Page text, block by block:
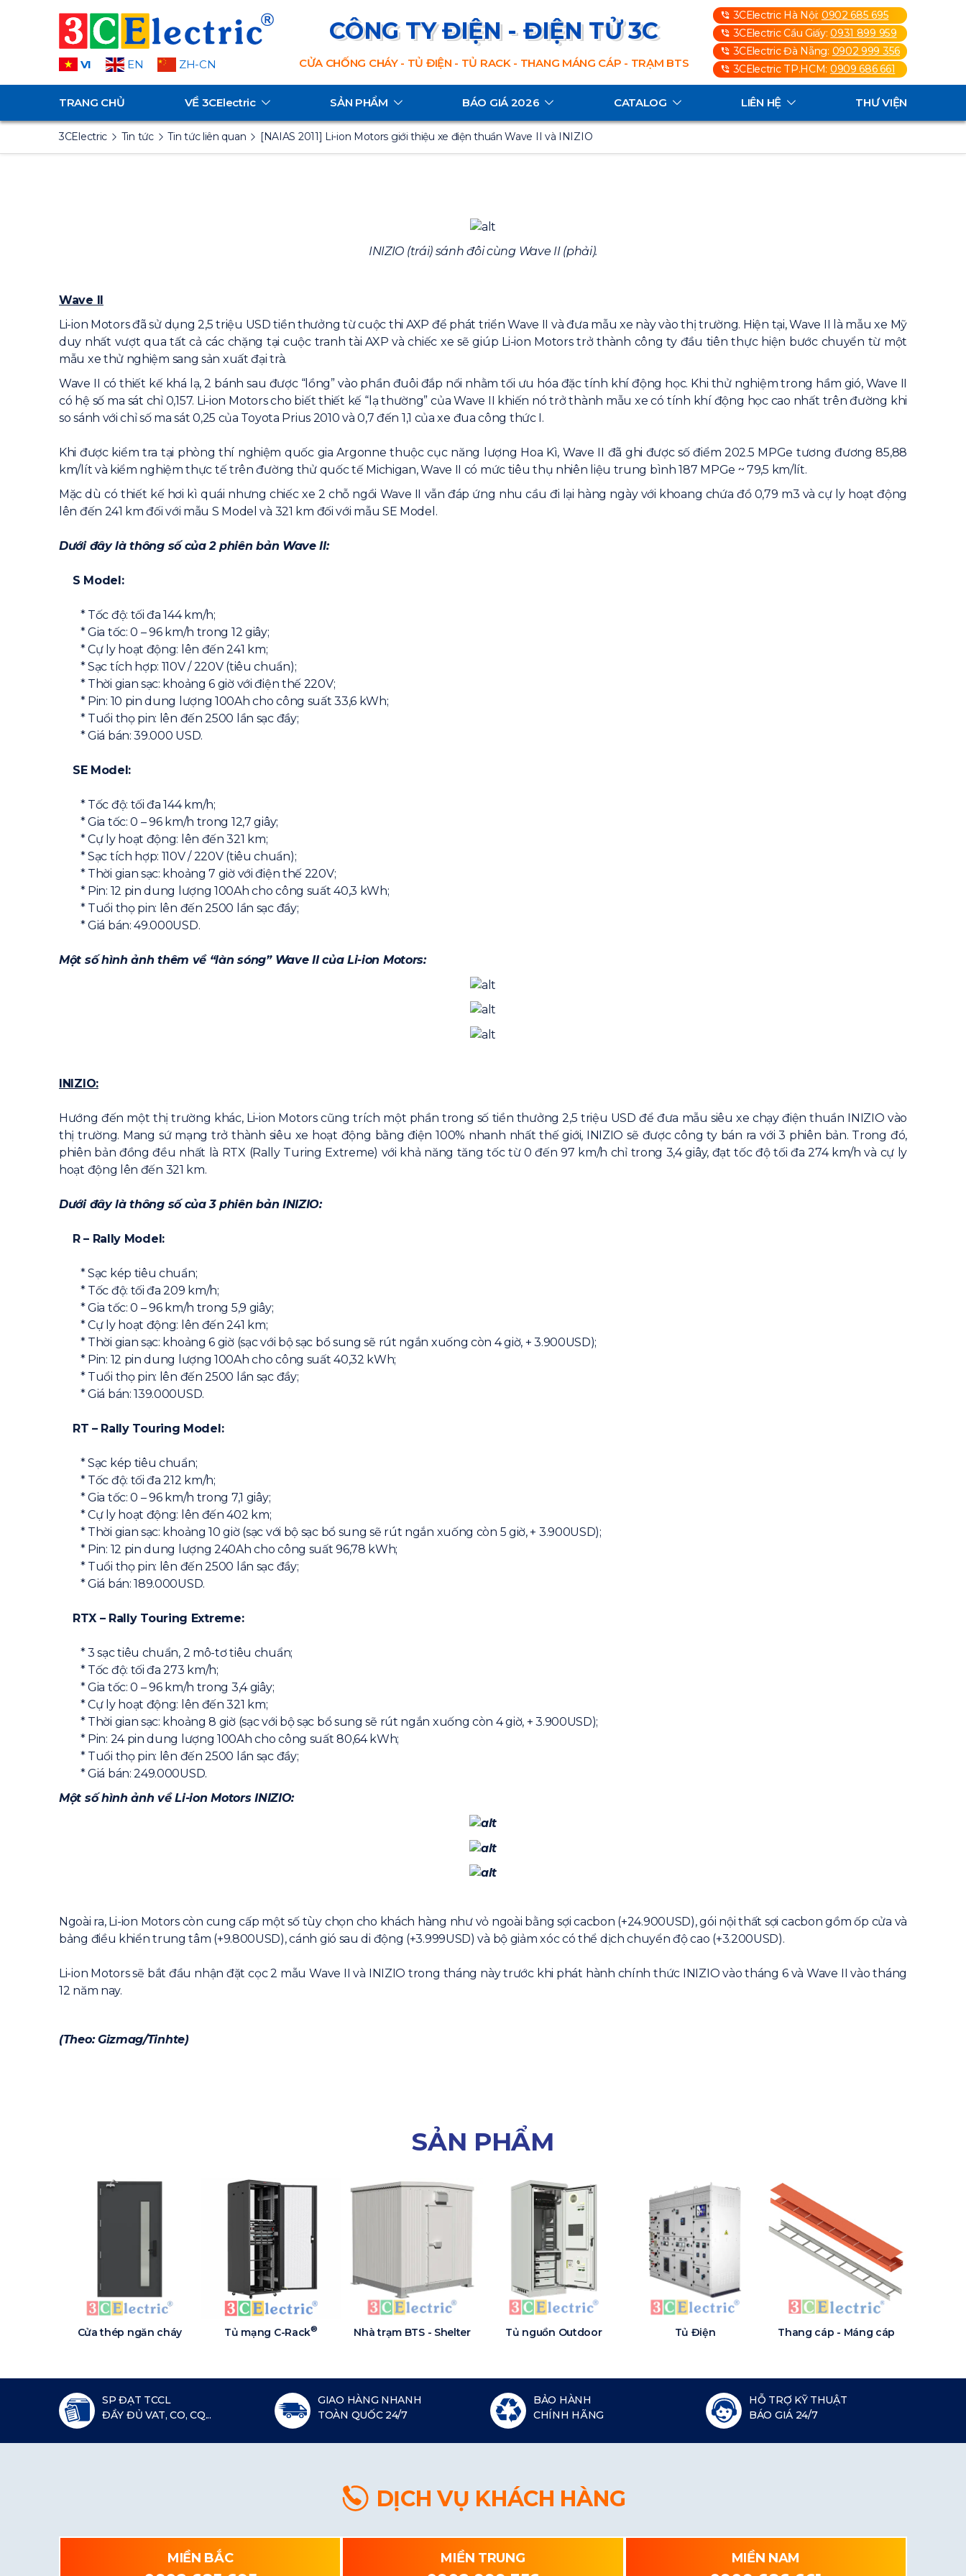
VI EN ZH-CN
CÔNG TY ĐIỆN - ĐIỆN TỬ 3C
CỬA CHỐNG CHÁY - TỦ ĐIỆN - TỦ RACK - THANG MÁNG CÁP - TRẠM BTS
3CElectric Hà Nội: 0902 685 695
3CElectric Cầu Giấy:0931 899 959
3CElectric Đà Nẵng: 0902 999 356
3CElectric TP.HCM: 0909 686 661
TRANG CHỦ VỀ 3CElectric SẢN PHẨM BÁO GIÁ 2026 CATALOG LIÊN HỆ THƯ VIỆN
3CElectric Tin tức Tin tức liên quan [NAIAS 2011] Li-ion Motors giới thiệu xe điện thuần Wave II và INIZIO
INIZIO (trái) sánh đôi cùng Wave II (phải).
Wave II
Li-ion Motors đã sử dụng 2,5 triệu USD tiền thưởng từ cuộc thi AXP để phát triển Wave II và đưa mẫu xe này vào thị trường. Hiện tại, Wave II là mẫu xe Mỹ
duy nhất vượt qua tất cả các chặng tại cuộc tranh tài AXP và chiếc xe sẽ giúp Li-ion Motors trở thành công ty đầu tiên thực hiện bước chuyển từ một
mẫu xe thử nghiệm sang sản xuất đại trà.
Wave II có thiết kế khá lạ, 2 bánh sau được “lồng” vào phần đuôi đắp nổi nhằm tối ưu hóa đặc tính khí động học. Khi thử nghiệm trong hầm gió, Wave II
có hệ số ma sát chỉ 0,157. Li-ion Motors cho biết thiết kế “lạ thường” của Wave II khiến nó trở thành mẫu xe có tính khí động học cao nhất trên đường khi
so sánh với chỉ số ma sát 0,25 của Toyota Prius 2010 và 0,7 đến 1,1 của xe đua công thức I.
Khi được kiểm tra tại phòng thí nghiệm quốc gia Argonne thuộc cục năng lượng Hoa Kì, Wave II đã ghi được số điểm 202.5 MPGe tương đương 85,88
km/lít và kiểm nghiệm thực tế trên đường thử quốc tế Michigan, Wave II có mức tiêu thụ nhiên liệu trung bình 187 MPGe ~ 79,5 km/lít.
Mặc dù có thiết kế hơi kì quái nhưng chiếc xe 2 chỗ ngồi Wave II vẫn đáp ứng nhu cầu đi lại hàng ngày với khoang chứa đồ 0,79 m3 và cự ly hoạt động
lên đến 241 km đối với mẫu S Model và 321 km đối với mẫu SE Model.
Dưới đây là thông số của 2 phiên bản Wave II:
S Model:
* Tốc độ: tối đa 144 km/h;
* Gia tốc: 0 – 96 km/h trong 12 giây;
* Cự ly hoạt động: lên đến 241 km;
* Sạc tích hợp: 110V / 220V (tiêu chuẩn);
* Thời gian sạc: khoảng 6 giờ với điện thế 220V;
* Pin: 10 pin dung lượng 100Ah cho công suất 33,6 kWh;
* Tuổi thọ pin: lên đến 2500 lần sạc đầy;
* Giá bán: 39.000 USD.
SE Model:
* Tốc độ: tối đa 144 km/h;
* Gia tốc: 0 – 96 km/h trong 12,7 giây;
* Cự ly hoạt động: lên đến 321 km;
* Sạc tích hợp: 110V / 220V (tiêu chuẩn);
* Thời gian sạc: khoảng 7 giờ với điện thế 220V;
* Pin: 12 pin dung lượng 100Ah cho công suất 40,3 kWh;
* Tuổi thọ pin: lên đến 2500 lần sạc đầy;
* Giá bán: 49.000USD.
Một số hình ảnh thêm về “làn sóng” Wave II của Li-ion Motors:
INIZIO:
Hướng đến một thị trường khác, Li-ion Motors cũng trích một phần trong số tiền thưởng 2,5 triệu USD để đưa mẫu siêu xe chạy điện thuần INIZIO vào
thị trường. Mang sứ mạng trở thành siêu xe hoạt động bằng điện 100% nhanh nhất thế giới, INIZIO sẽ được công ty bán ra với 3 phiên bản. Trong đó,
phiên bản đồng đều nhất là RTX (Rally Turing Extreme) với khả năng tăng tốc từ 0 đến 97 km/h chỉ trong 3,4 giây, đạt tốc độ tối đa 274 km/h và cự ly
hoạt động lên đến 321 km.
Dưới đây là thông số của 3 phiên bản INIZIO:
R – Rally Model:
* Sạc kép tiêu chuẩn;
* Tốc độ: tối đa 209 km/h;
* Gia tốc: 0 – 96 km/h trong 5,9 giây;
* Cự ly hoạt động: lên đến 241 km;
* Thời gian sạc: khoảng 6 giờ (sạc với bộ sạc bổ sung sẽ rút ngắn xuống còn 4 giờ, + 3.900USD);
* Pin: 12 pin dung lượng 100Ah cho công suất 40,32 kWh;
* Tuổi thọ pin: lên đến 2500 lần sạc đầy;
* Giá bán: 139.000USD.
RT – Rally Touring Model:
* Sạc kép tiêu chuẩn;
* Tốc độ: tối đa 212 km/h;
* Gia tốc: 0 – 96 km/h trong 7,1 giây;
* Cự ly hoạt động: lên đến 402 km;
* Thời gian sạc: khoảng 10 giờ (sạc với bộ sạc bổ sung sẽ rút ngắn xuống còn 5 giờ, + 3.900USD);
* Pin: 12 pin dung lượng 240Ah cho công suất 96,78 kWh;
* Tuổi thọ pin: lên đến 2500 lần sạc đầy;
* Giá bán: 189.000USD.
RTX – Rally Touring Extreme:
* 3 sạc tiêu chuẩn, 2 mô-tơ tiêu chuẩn;
* Tốc độ: tối đa 273 km/h;
* Gia tốc: 0 – 96 km/h trong 3,4 giây;
* Cự ly hoạt động: lên đến 321 km;
* Thời gian sạc: khoảng 8 giờ (sạc với bộ sạc bổ sung sẽ rút ngắn xuống còn 4 giờ, + 3.900USD);
* Pin: 24 pin dung lượng 100Ah cho công suất 80,64 kWh;
* Tuổi thọ pin: lên đến 2500 lần sạc đầy;
* Giá bán: 249.000USD.
Một số hình ảnh về Li-ion Motors INIZIO:
Ngoài ra, Li-ion Motors còn cung cấp một số tùy chọn cho khách hàng như vỏ ngoài bằng sợi cacbon (+24.900USD), gói nội thất sợi cacbon gồm ốp cửa và
bảng điều khiển trung tâm (+9.800USD), cánh gió sau di động (+3.999USD) và bộ giảm xóc có thể dịch chuyển độ cao (+3.200USD).
Li-ion Motors sẽ bắt đầu nhận đặt cọc 2 mẫu Wave II và INIZIO trong tháng này trước khi phát hành chính thức INIZIO vào tháng 6 và Wave II vào tháng
12 năm nay.
(Theo: Gizmag/Tinhte)
SẢN PHẨM
Cửa thép ngăn cháy Tủ mạng C-Rack® Nhà trạm BTS - Shelter Tủ nguồn Outdoor Tủ Điện Thang cáp - Máng cáp
SP ĐẠT TCCL
ĐẦY ĐỦ VAT, CO, CQ...
GIAO HÀNG NHANH
TOÀN QUỐC 24/7
BẢO HÀNH
CHÍNH HÃNG
HỖ TRỢ KỸ THUẬT
BÁO GIÁ 24/7
DỊCH VỤ KHÁCH HÀNG
MIỀN BẮC MIỀN TRUNG MIỀN NAM